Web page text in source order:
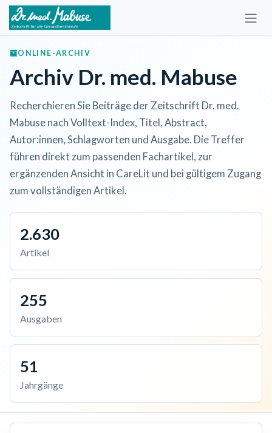
Zum Inhalt springen
ONLINE-ARCHIV
Archiv Dr. med. Mabuse
Recherchieren Sie Beiträge der Zeitschrift Dr. med.
Mabuse nach Volltext-Index, Titel, Abstract,
Autor:innen, Schlagworten und Ausgabe. Die Treffer
führen direkt zum passenden Fachartikel, zur
ergänzenden Ansicht in CareLit und bei gültigem Zugang
zum vollständigen Artikel.
2.630
Artikel
255
Ausgaben
51
Jahrgänge